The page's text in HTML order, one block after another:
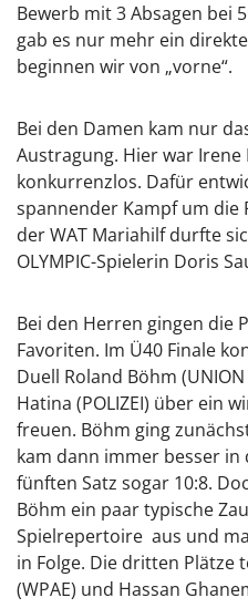
Bewerb mit 3 Absagen bei
gab es nur mehr ein
beginnen wir von „vorne“.
Bei den Damen kam nur
Austragung. Hier war Irene
konkurrenzlos. Dafür
spannender Kampf um die
der WAT Mariahilf durfte
OLYMPIC-Spielerin Doris
Bei den Herren gingen die
Favoriten. Im Ü40 Finale
Duell Roland Böhm
Hatina (POLIZEI) über ein
freuen. Böhm ging
kam dann immer besser
fünften Satz sogar 10:8.
Böhm ein paar typische
Spielrepertoire aus und
in Folge. Die dritten Plätze
(WPAE) und Hassan